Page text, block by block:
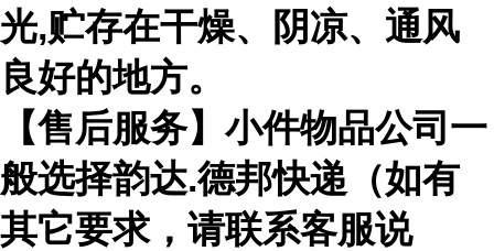
光,贮存在干燥、阴凉、通风
良好的地方。
【售后服务】小件物品公司一
般选择韵达.德邦快递（如有
其它要求，请联系客服说